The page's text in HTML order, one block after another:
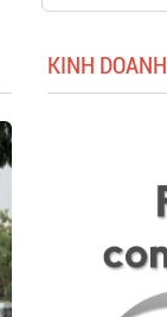
KINH DOANH